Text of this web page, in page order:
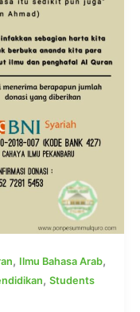
, Ilmu Bahasa Arab,
, Students